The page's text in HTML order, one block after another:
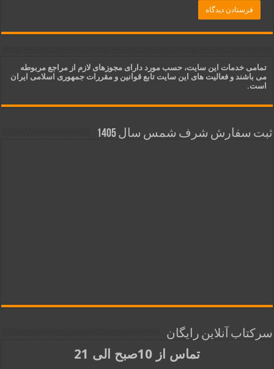
تمامی خدمات این سایت، حسب مورد دارای مجوزهای لازم از مراجع مربوطه
می باشند و فعالیت های این سایت تابع قوانین و مقررات جمهوری اسلامی ایران
است.
ثبت سفارش شرف شمس سال 1405
سرکتاب آنلاین رایگان
تماس از 10صبح الی 21